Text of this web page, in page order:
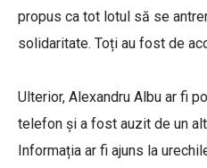
propus ca tot lotul să se
solidaritate. Toți au fost de
Ulterior, Alexandru Albu ar fi
telefon și a fost auzit de un
Informația ar fi ajuns la